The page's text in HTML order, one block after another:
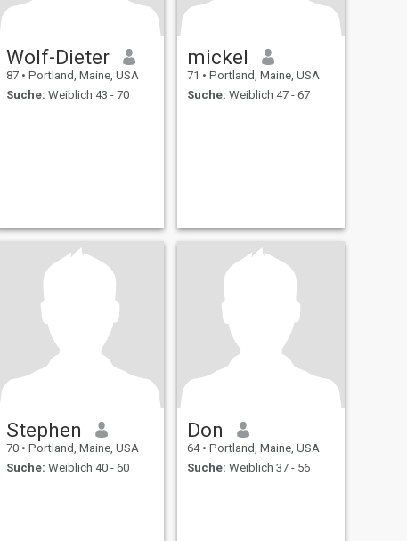
Wolf-Dieter
87 • Portland, Maine, USA
Suche: Weiblich 43 - 70
mickel
71 • Portland, Maine, USA
Suche: Weiblich 47 - 67
Stephen
70 • Portland, Maine, USA
Suche: Weiblich 40 - 60
Don
64 • Portland, Maine, USA
Suche: Weiblich 37 - 56